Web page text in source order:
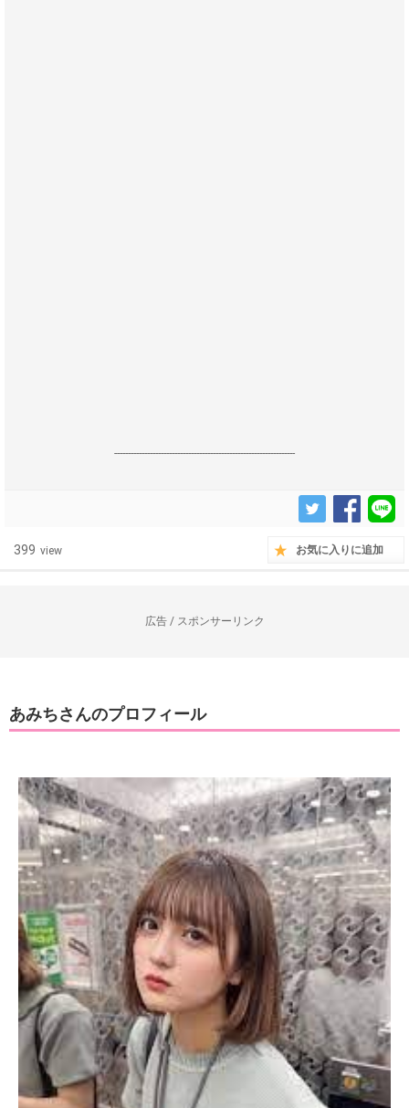
------------------------------------------------------------------
399 view お気に入りに追加
広告 / スポンサーリンク
あみちさんのプロフィール